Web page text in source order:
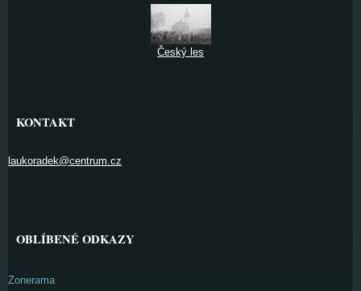
Český les
KONTAKT
laukoradek@centrum.cz
OBLÍBENÉ ODKAZY
Zonerama